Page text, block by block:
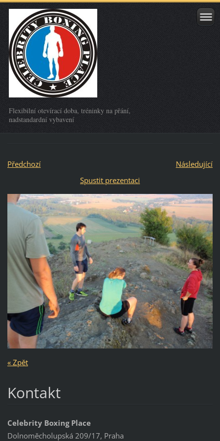
Flexibilní otevírací doba, tréninky na přání,
nadstandardní vybavení
Předchozí
Následující
Spustit prezentaci
« Zpět
Kontakt
Celebrity Boxing Place
Dolnoměcholupská 209/17, Praha